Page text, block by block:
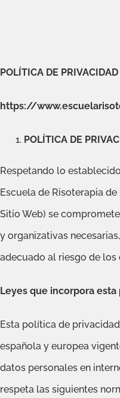
POLÍTICA DE
https://
POLÍTICA DE
Respetando lo
Escuela de Risoterapia
Sitio Web) se
y organizativas
adecuado al riesgo de los
Leyes que incorpora
Esta política de
española y europea
datos personales en
respeta las siguientes